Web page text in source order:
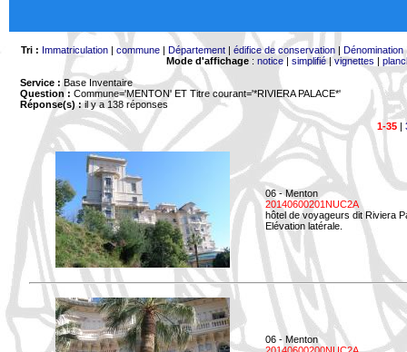
Tri : Immatriculation| commune| Département| édifice de conservation| Dénomination
Mode d'affichage: notice| simplifié|vignettes |
Service : Base Inventaire
Question : Commune='MENTON' ET Titre courant='*RIVIERA PALACE*'
Réponse(s) :il y a 138 réponses
1-35|
06 - Menton
20140600201NUC2A
hôtel de voyageurs dit Riviera
Elévation latérale.
06 - Menton